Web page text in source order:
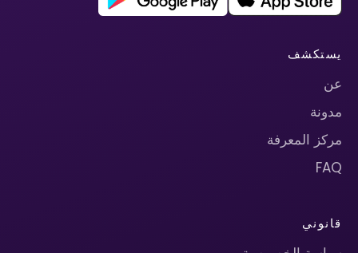
يستكشف
عن
مدونة
مركز المعرفة
FAQ
قانوني